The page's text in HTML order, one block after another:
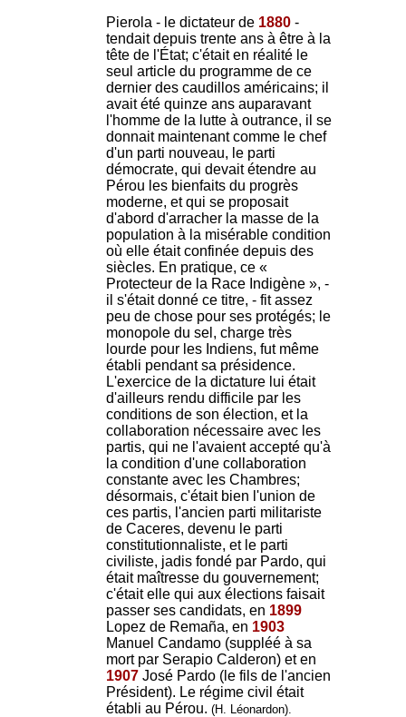
Pierola - le dictateur de 1880 -
tendait depuis trente ans à être à la
tête de l'État; c'était en réalité le
seul article du programme de ce
dernier des caudillos américains; il
avait été quinze ans auparavant
l'homme de la lutte à outrance, il se
donnait maintenant comme le chef
d'un parti nouveau, le parti
démocrate, qui devait étendre au
Pérou les bienfaits du progrès
moderne, et qui se proposait
d'abord d'arracher la masse de la
population à la misérable condition
où elle était confinée depuis des
siècles. En pratique, ce «
Protecteur de la Race Indigène », -
il s'était donné ce titre, - fit assez
peu de chose pour ses protégés; le
monopole du sel, charge très
lourde pour les Indiens, fut même
établi pendant sa présidence.
L'exercice de la dictature lui était
d'ailleurs rendu difficile par les
conditions de son élection, et la
collaboration nécessaire avec les
partis, qui ne l'avaient accepté qu'à
la condition d'une collaboration
constante avec les Chambres;
désormais, c'était bien l'union de
ces partis, l'ancien parti militariste
de Caceres, devenu le parti
constitutionnaliste, et le parti
civiliste, jadis fondé par Pardo, qui
était maîtresse du gouvernement;
c'était elle qui aux élections faisait
passer ses candidats, en 1899
Lopez de Remaña, en 1903
Manuel Candamo (suppléé à sa
mort par Serapio Calderon) et en
1907 José Pardo (le fils de l'ancien
Président). Le régime civil était
établi au Pérou. (H. Léonardon).